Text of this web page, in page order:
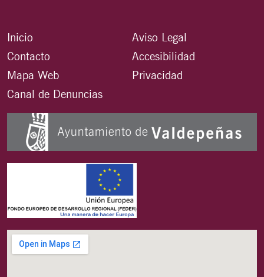
Inicio
Contacto
Mapa Web
Canal de Denuncias
Aviso Legal
Accesibilidad
Privacidad